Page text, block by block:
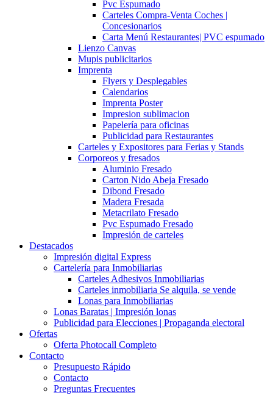
Pvc Espumado
Carteles Compra-Venta Coches |
Concesionarios
Carta Menú Restaurantes| PVC espumado
Lienzo Canvas
Mupis publicitarios
Imprenta
Flyers y Desplegables
Calendarios
Imprenta Poster
Impresion sublimacion
Papelería para oficinas
Publicidad para Restaurantes
Carteles y Expositores para Ferias y Stands
Corporeos y fresados
Aluminio Fresado
Carton Nido Abeja Fresado
Dibond Fresado
Madera Fresada
Metacrilato Fresado
Pvc Espumado Fresado
Impresión de carteles
Destacados
Impresión digital Express
Cartelería para Inmobiliarias
Carteles Adhesivos Inmobiliarias
Carteles inmobiliaria Se alquila, se vende
Lonas para Inmobiliarias
Lonas Baratas | Impresión lonas
Publicidad para Elecciones | Propaganda electoral
Ofertas
Oferta Photocall Completo
Contacto
Presupuesto Rápido
Contacto
Preguntas Frecuentes